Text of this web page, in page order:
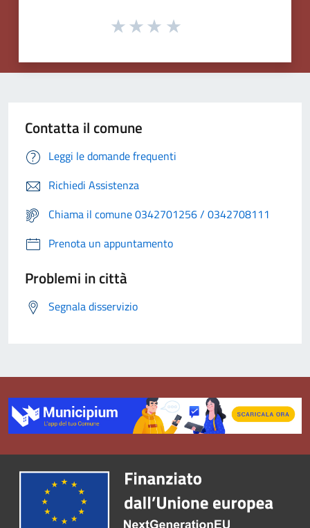
Contatta il comune
Leggi le domande frequenti
Richiedi Assistenza
Chiama il comune 0342701256 / 0342708111
Prenota un appuntamento
Problemi in città
Segnala disservizio